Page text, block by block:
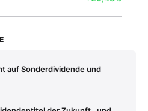
auf Sonderdividende und